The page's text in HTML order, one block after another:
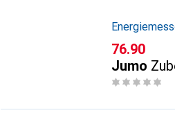
CHF
76.90
Jumo